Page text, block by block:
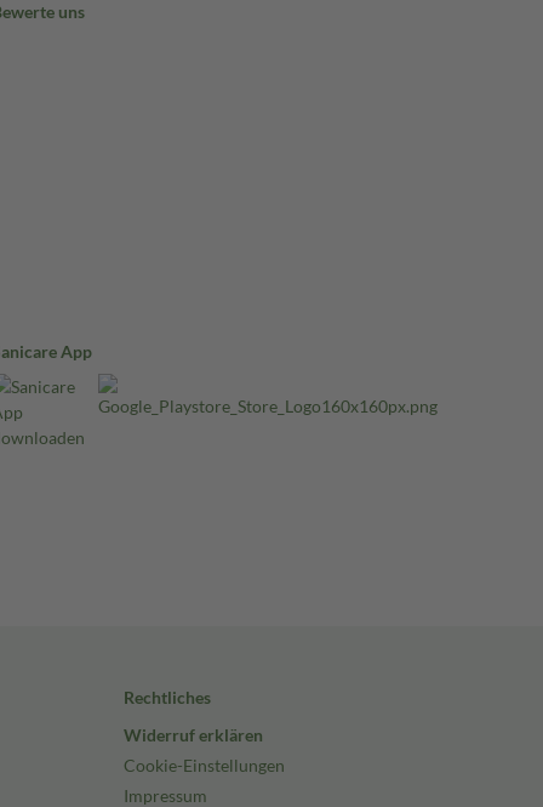
uns
App
Rechtliches
Widerruf erklären
Cookie-Einstellungen
Impressum